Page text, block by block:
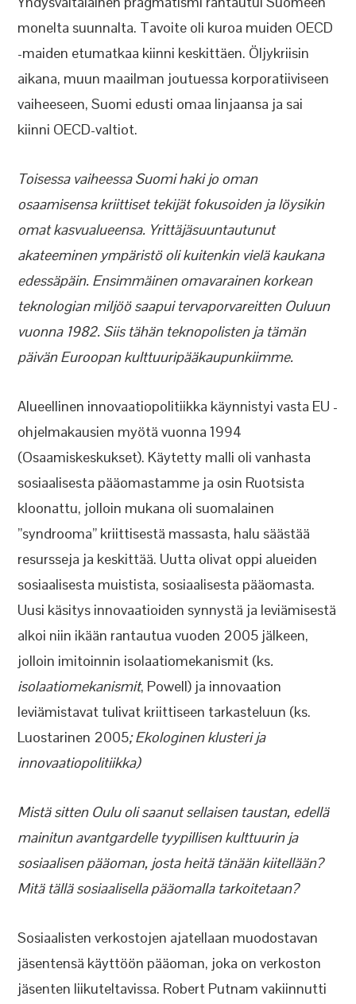
monelta suunnalta. Tavoite oli kuroa muiden OECD
-maiden etumatkaa kiinni keskittäen. Öljykriisin
aikana, muun maailman joutuessa korporatiiviseen
vaiheeseen, Suomi edusti omaa linjaansa ja sai
kiinni OECD-valtiot.
Toisessa vaiheessa Suomi haki jo oman
osaamisensa kriittiset tekijät fokusoiden ja löysikin
omat kasvualueensa. Yrittäjäsuuntautunut
akateeminen ympäristö oli kuitenkin vielä kaukana
edessäpäin. Ensimmäinen omavarainen korkean
teknologian miljöö saapui tervaporvareitten Ouluun
vuonna 1982. Siis tähän teknopolisten ja tämän
päivän Euroopan kulttuuripääkaupunkiimme.
Alueellinen innovaatiopolitiikka käynnistyi vasta EU -
ohjelmakausien myötä vuonna 1994
(Osaamiskeskukset). Käytetty malli oli vanhasta
sosiaalisesta pääomastamme ja osin Ruotsista
kloonattu, jolloin mukana oli suomalainen
”syndrooma” kriittisestä massasta, halu säästää
resursseja ja keskittää. Uutta olivat oppi alueiden
sosiaalisesta muistista, sosiaalisesta pääomasta.
Uusi käsitys innovaatioiden synnystä ja leviämisestä
alkoi niin ikään rantautua vuoden 2005 jälkeen,
jolloin imitoinnin isolaatiomekanismit (ks.
isolaatiomekanismit, Powell) ja innovaation
leviämistavat tulivat kriittiseen tarkasteluun (ks.
Luostarinen 2005; Ekologinen klusteri ja
innovaatiopolitiikka)
Mistä sitten Oulu oli saanut sellaisen taustan, edellä
mainitun avantgardelle tyypillisen kulttuurin ja
sosiaalisen pääoman, josta heitä tänään kiitellään?
Mitä tällä sosiaalisella pääomalla tarkoitetaan?
Sosiaalisten verkostojen ajatellaan muodostavan
jäsentensä käyttöön pääoman, joka on verkoston
jäsenten liikuteltavissa. Robert Putnam vakiinnutti